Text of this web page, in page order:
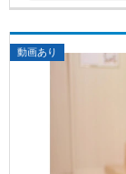
動画あり